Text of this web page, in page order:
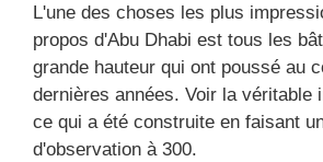
L'une des choses les plus
propos d'Abu Dhabi est tous les
grande hauteur qui ont poussé au
dernières années. Voir la véritable
ce qui a été construite en faisant
d'observation à 300.